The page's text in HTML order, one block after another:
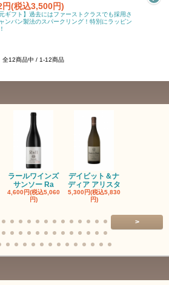
円(税込3,500円)
元ギフト】過去にはファーストクラスでも採用さ
ンパン製法のスパークリング！特別にラッピン
全12商品中 / 1-12商品
ラールワインズ
サンソー Ra
4,600円(税込5,060
円)
デイビット＆ナ
ディア アリスタ
5,300円(税込5,830
円)
>